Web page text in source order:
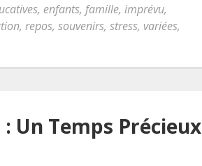
, enfants, famille, imprévu,
, repos, souvenirs, stress, variées,
Un Temps Précieux